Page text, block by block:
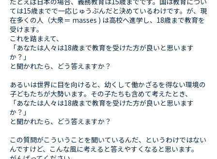
ては15歳までで一応じゅうぶんだと決めているわけです。が、現
在多くの人（大衆＝ masses ) は高校へ進学し、18歳まで教育を
受けます。
これを踏まえて、
「あなたは人々は18歳まで教育を受けた方が良いと思います
か？」
と聞かれたら、どう答えますか？
あるいは世界に目を向けると、幼くして働かざるを得ない環境の
子どもたちが大勢います。その子たちも含めて考えたとき、
「あなたは人々は18歳まで教育を受けた方が良いと思います
か？」
と聞かれたら、どう答えますか？
この質問がこういうことを聞いているんだ、というわけではない
んですけど、こんな風に考えると答えやすくなると思います。